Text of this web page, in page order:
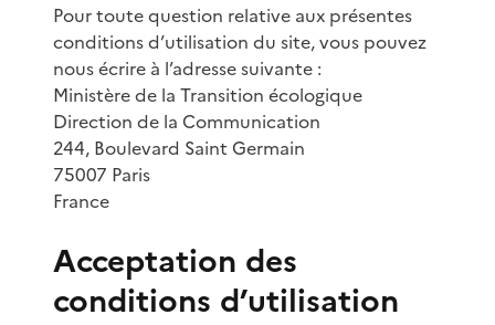
Pour toute question relative aux présentes
conditions d’utilisation du site, vous pouvez
nous écrire à l’adresse suivante :
Ministère de la Transition écologique
Direction de la Communication
244, Boulevard Saint Germain
75007 Paris
France
Acceptation des
conditions d’utilisation